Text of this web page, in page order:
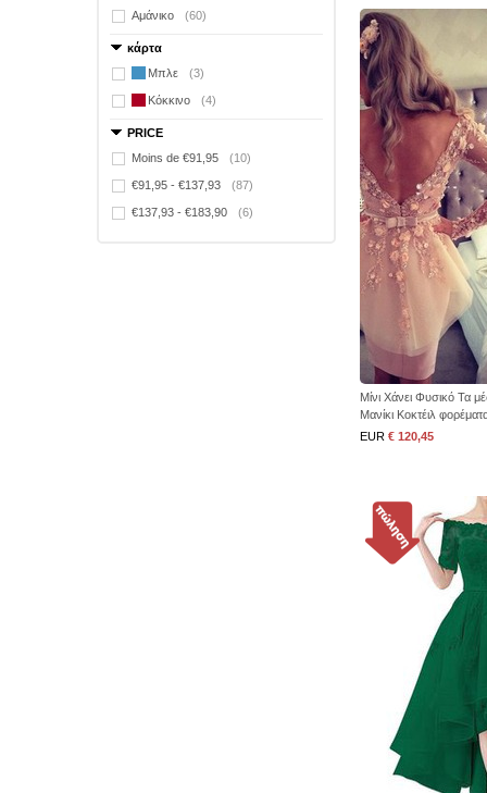
Αμάνικο (60)
κάρτα
Μπλε
(3)
Κόκκινο (4)
PRICE
Moins de €91,95
(10)
€91,95 - €137,93 (87)
€137,93 - €183,90 (6)
Μίνι Χάνει Φυσικό Τα
Μανίκι Κοκτέιλ
EUR € 120,45